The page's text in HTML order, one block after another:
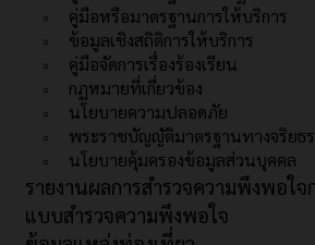
คู่มือหรือมาตรฐานการให้บริการ
ข้อมูลเชิงสถิติการให้บริการ
คู่มือจัดการเรื่องร้องเรียน
กฏหมายที่เกี่ยวข้อง
นโยบายความปลอดภัย
พระราชบัญญัติมาตรฐานทางจริยธ
นโยบายคุ้มครองข้อมูลส่วนบุคคล
รายงานผลการสำรวจความพึงพอใจ
แบบสำรวจความพึงพอใจ